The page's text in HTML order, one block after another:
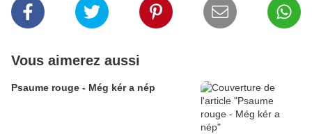
Vous aimerez aussi
Psaume rouge - Még kér a nép